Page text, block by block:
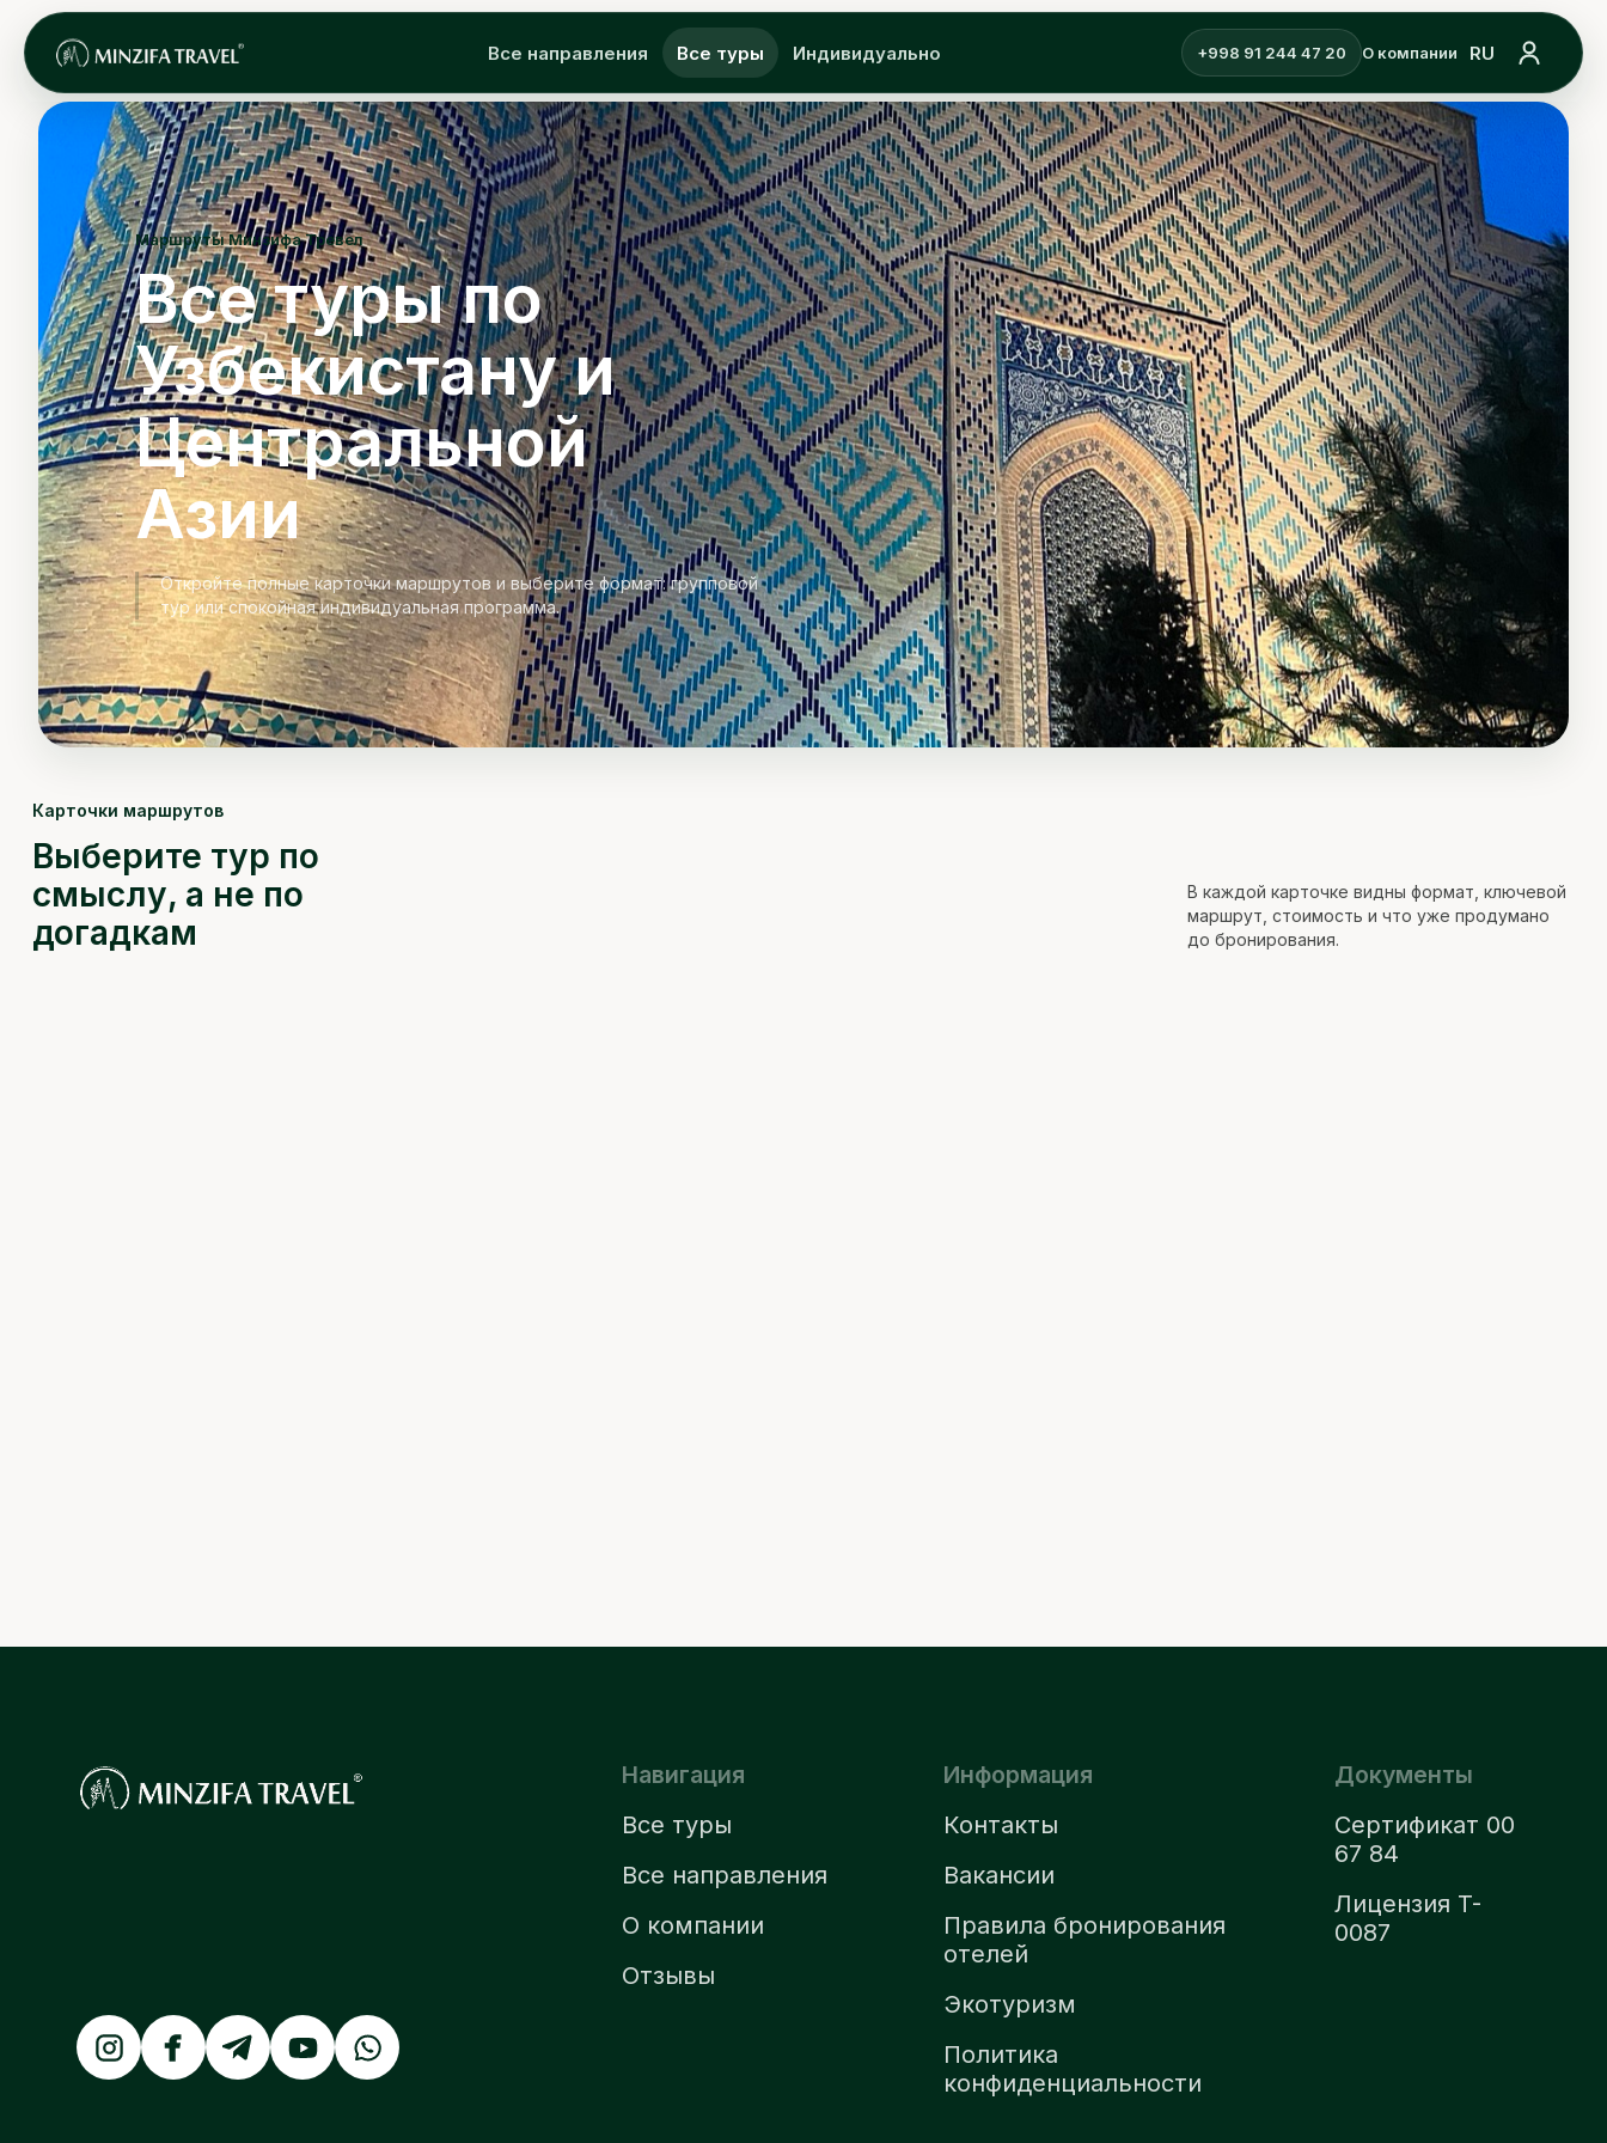
Все направления Все туры Индивидуально +998 91 244 47 20 О компании RU
Маршруты Минзифа Тревел
Все туры по
Узбекистану и
Центральной
Азии
Откройте полные карточки маршрутов и выберите формат: групповой
тур или спокойная индивидуальная программа.
Карточки маршрутов
Выберите тур по
смыслу, а не по
догадкам
В каждой карточке видны формат, ключевой
маршрут, стоимость и что уже продумано
до бронирования.
Навигация
Все туры
Все направления
О компании
Отзывы
Информация
Контакты
Вакансии
Правила бронирования
отелей
Экотуризм
Политика
конфиденциальности
Документы
Сертификат 00
67 84
Лицензия T-
0087